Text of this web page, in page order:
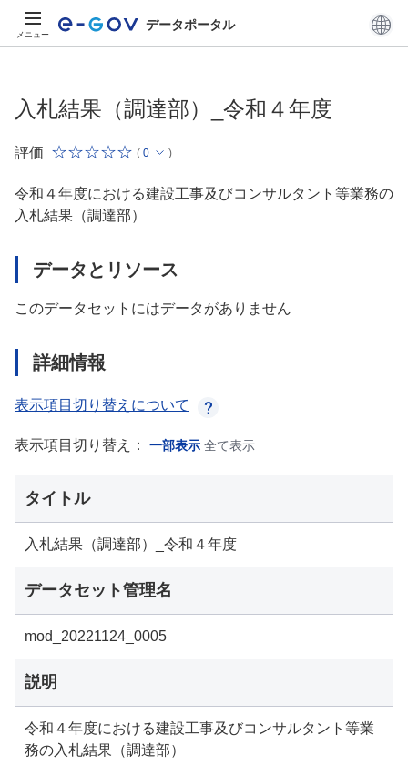
メニュー
データポータル
入札結果（調達部）_令和４年度
評価 ( 0 )
令和４年度における建設工事及びコンサルタント等業務の
入札結果（調達部）
データとリソース
このデータセットにはデータがありません
詳細情報
表示項目切り替えについて
表示項目切り替え： 一部表示 全て表示
タイトル
入札結果（調達部）_令和４年度
データセット管理名
mod_20221124_0005
説明
令和４年度における建設工事及びコンサルタント等業
務の入札結果（調達部）